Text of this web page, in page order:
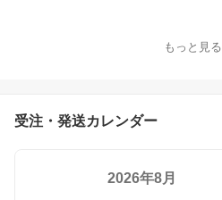
もっと見る
受注・発送カレンダー
2026年8月